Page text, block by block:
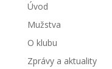
Úvod
Mužstva
O klubu
Zprávy a aktuality